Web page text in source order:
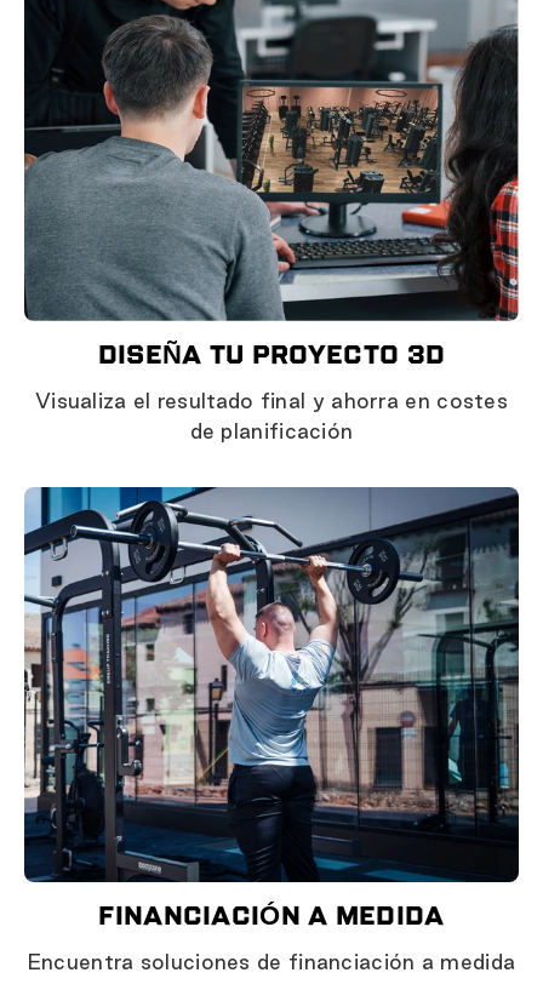
DISEÑA TU PROYECTO 3D
Visualiza el resultado final y ahorra en costes
de planificación
FINANCIACIÓN A MEDIDA
Encuentra soluciones de financiación a medida